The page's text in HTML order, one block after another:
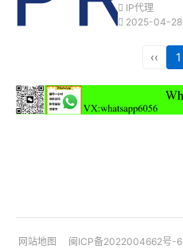
IP代理
2025-04-28
‹‹ 1
网站地图 闽ICP备2022004662号-6